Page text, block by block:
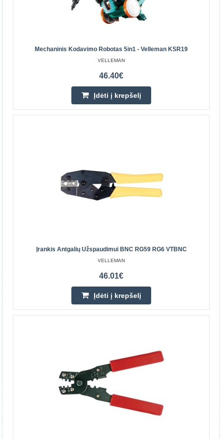
kodavimo robotą. Rekomenduojama vaikams nuo 14
metų. Žaidimas lavina kūrybinį mąstymą ir STEM
Parduotuvėje Vilniuje YRA
Centriniame Sandėlyje NĖRA
Pridėti prie pageidavimų sąrašo
Mechaninis Kodavimo Robotas 5in1 - Velleman KSR19
VELLEMAN
46.40€
Įdėti į krepšelį
Įrankis Antgalių Užspaudimui BNC RG59 RG6 VTBNC
VELLEMAN
46.01€
Įdėti į krepšelį